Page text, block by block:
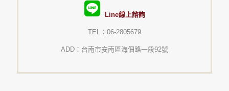
Line線上諮詢
TEL：06-2805679
ADD：台南市安南區海佃路一段92號